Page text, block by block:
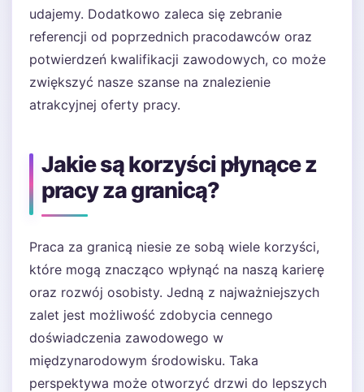
udajemy. Dodatkowo zaleca się zebranie
referencji od poprzednich pracodawców oraz
potwierdzeń kwalifikacji zawodowych, co może
zwiększyć nasze szanse na znalezienie
atrakcyjnej oferty pracy.
Jakie są korzyści płynące z
pracy za granicą?
Praca za granicą niesie ze sobą wiele korzyści,
które mogą znacząco wpłynąć na naszą karierę
oraz rozwój osobisty. Jedną z najważniejszych
zalet jest możliwość zdobycia cennego
doświadczenia zawodowego w
międzynarodowym środowisku. Taka
perspektywa może otworzyć drzwi do lepszych